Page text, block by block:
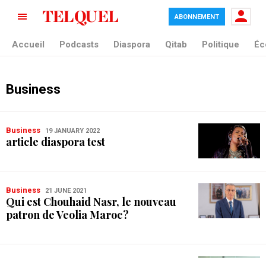
ABONNEMENT
Accueil Podcasts Diaspora Qitab Politique
Business
Business 19 JANUARY 2022
article diaspora test
Business 21 JUNE 2021
Qui est Chouhaid Nasr, le nouveau
patron de Veolia Maroc ?